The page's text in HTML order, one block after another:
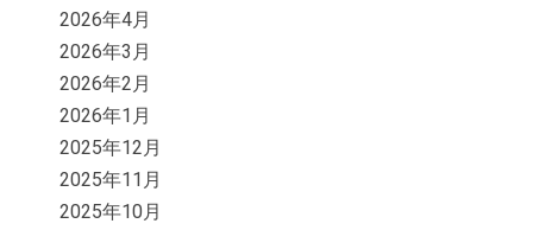
2026年4月
2026年3月
2026年2月
2026年1月
2025年12月
2025年11月
2025年10月